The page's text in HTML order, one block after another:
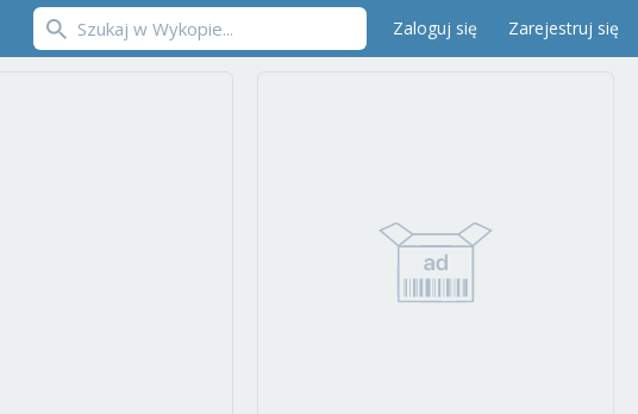
Zaloguj się Zarejestruj się